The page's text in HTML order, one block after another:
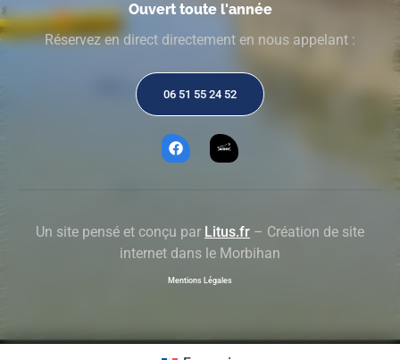
Ouvert toute l'année
Réservez en direct directement en nous appelant :
06 51 55 24 52
Un site pensé et conçu par Litus.fr – Création de site
internet dans le Morbihan
Mentions Légales